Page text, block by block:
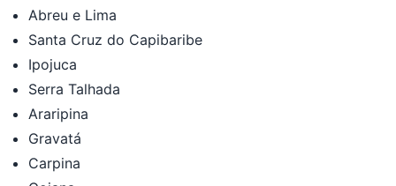
Abreu e Lima
Santa Cruz do Capibaribe
Ipojuca
Serra Talhada
Araripina
Gravatá
Carpina